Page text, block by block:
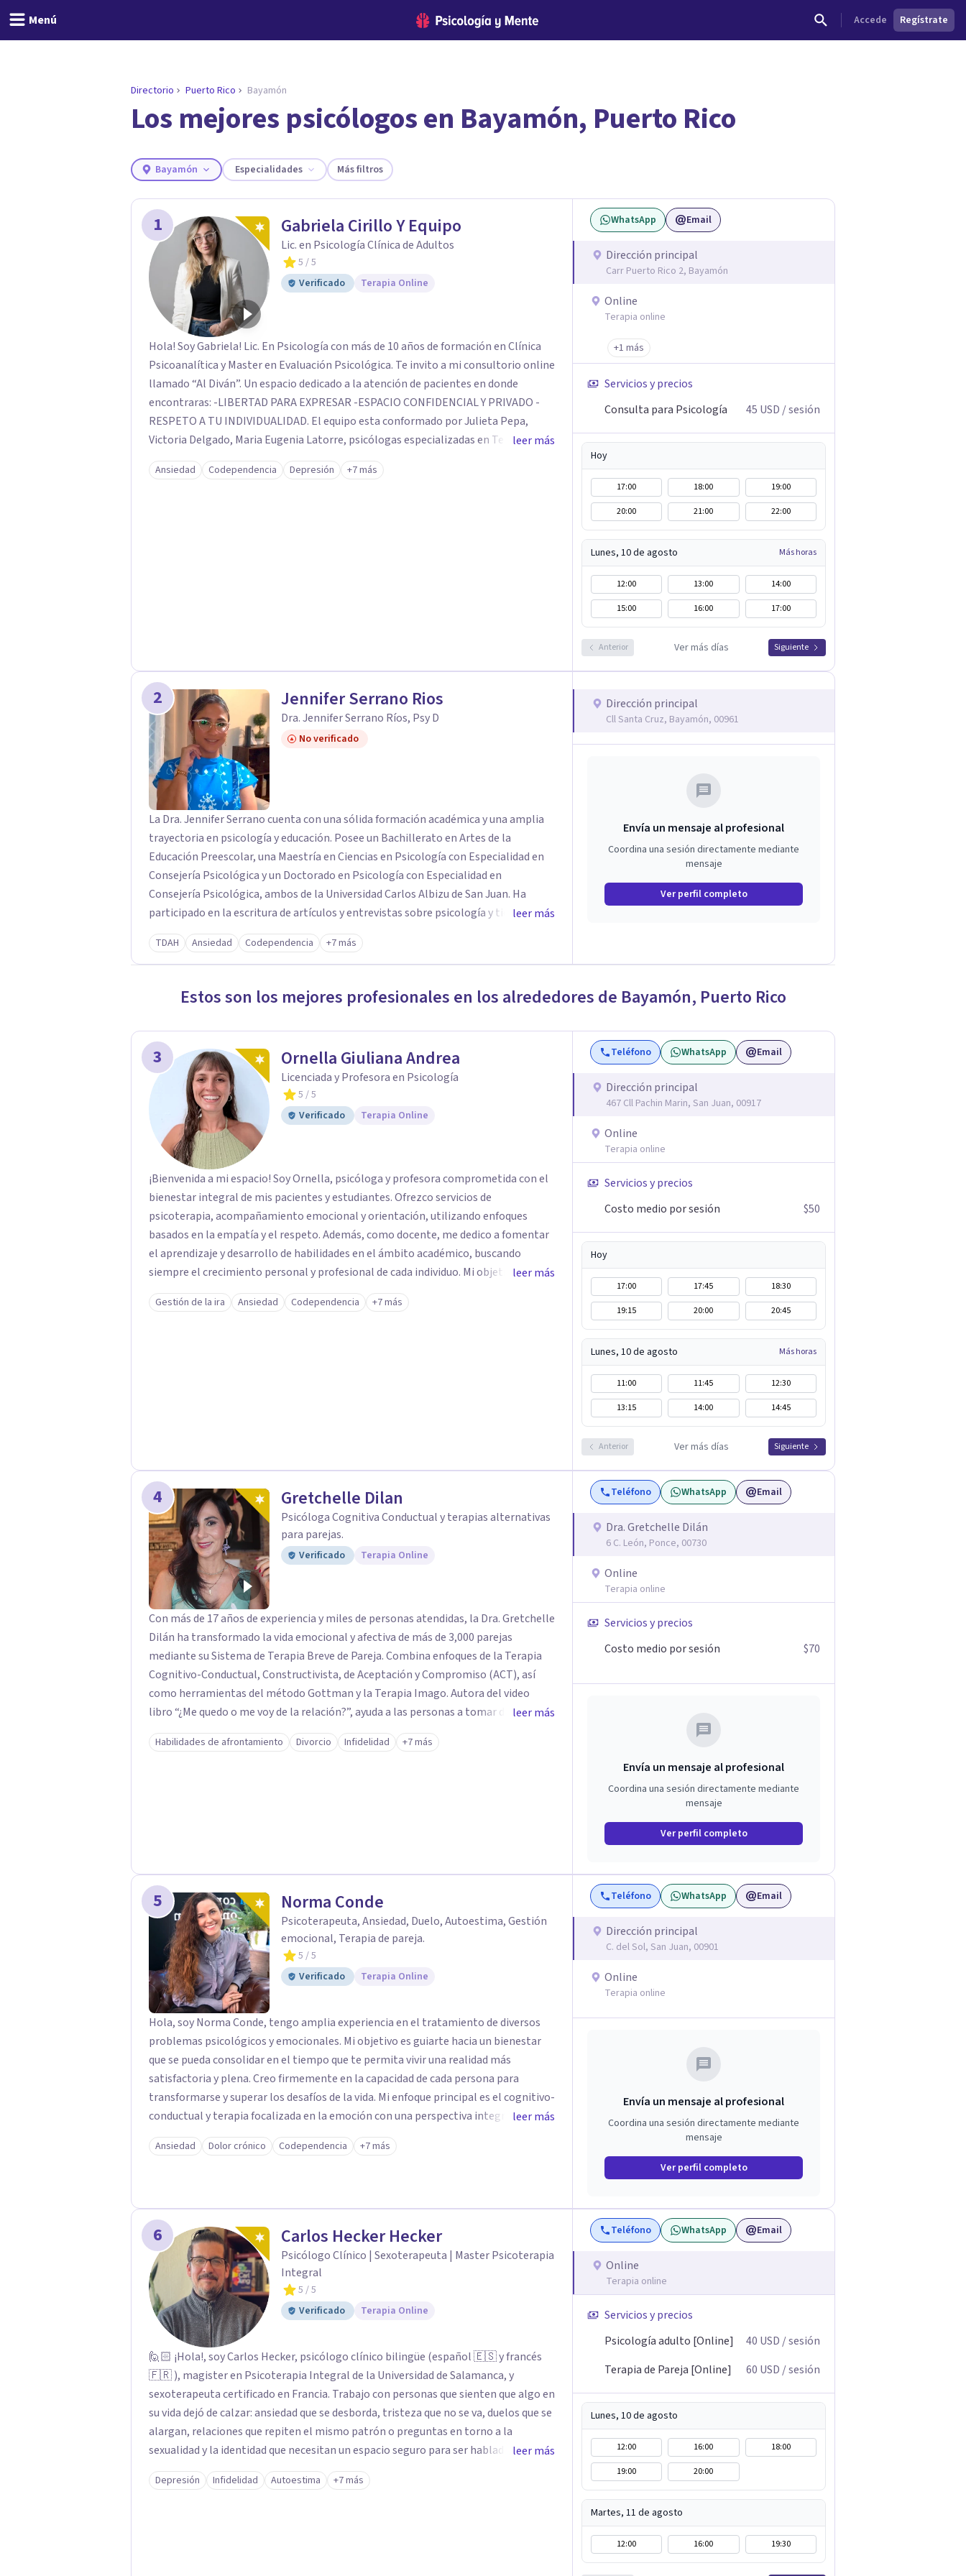
Menú Accede Regístrate
ENCONTRAR MI TERAPEUTA
¿Necesitas ayuda para encontrar el psicólogo adecuado?
Responder cuestionario
Directorio Puerto Rico Bayamón
Los mejores psicólogos en Bayamón, Puerto Rico
Bayamón Especialidades Más filtros
1 Gabriela Cirillo Y Equipo
Lic. en Psicología Clínica de Adultos
5 / 5
Verificado
Terapia Online
Hola! Soy Gabriela! Lic. En Psicología con más de 10 años de formación en Clínica
Psicoanalítica y Master en Evaluación Psicológica. Te invito a mi consultorio online
llamado “Al Diván”. Un espacio dedicado a la atención de pacientes en donde
encontraras: -LIBERTAD PARA EXPRESAR -ESPACIO CONFIDENCIAL Y PRIVADO -
RESPETO A TU INDIVIDUALIDAD. El equipo esta conformado por Julieta Pepa,
Victoria Delgado, Maria Eugenia Latorre, psicólogas especializadas en Terapia
individual Clínica, Perspectiva de género, Orientación a Ma-padres, Duelos, Terapia
de Pareja y Migraciones. Tambien contamos con la nutricionista Giuliana Liberti.
leer más
Ansiedad Codependencia Depresión +7 más
WhatsApp Email
Dirección principal
Carr Puerto Rico 2, Bayamón
Online
Terapia online
+1 más
Servicios y precios
Consulta para Psicología
45 USD / sesión
Hoy
17:00 18:00
19:00
20:00
21:00 22:00
Lunes, 10 de agosto Más horas
12:00 13:00
14:00
15:00
16:00 17:00
Anterior Ver más días Siguiente
2 Jennifer Serrano Rios
Dra. Jennifer Serrano Ríos, Psy D
No verificado
La Dra. Jennifer Serrano cuenta con una sólida formación académica y una amplia
trayectoria en psicología y educación. Posee un Bachillerato en Artes de la
Educación Preescolar, una Maestría en Ciencias en Psicología con Especialidad en
Consejería Psicológica y un Doctorado en Psicología con Especialidad en
Consejería Psicológica, ambos de la Universidad Carlos Albizu de San Juan. Ha
participado en la escritura de artículos y entrevistas sobre psicología y tiene
experiencia en investigación, incluyendo su disertación sobre la experiencia del
proceso de reintegración militar en jóvenes puertorriqueños. Además, cuenta con
múltiples adiestramientos en trauma informado, maltrato de menores,
mindfulness, terapias de tercera generación y Staff Wellness. Su experiencia
profesional abarca el ámbito clínico, hospitalario, salas de emergencia
Psicología y Educación, además de ser conferenciante, tallerista y consultora en
temas de salud mental, bienestar y desarrollo personal.
leer más
TDAH Ansiedad Codependencia +7 más
Dirección principal
Cll Santa Cruz, Bayamón, 00961
Envía un mensaje al profesional
Coordina una sesión directamente mediante
mensaje
Ver perfil completo
Estos son los mejores profesionales en los alrededores de Bayamón, Puerto Rico
3 Ornella Giuliana Andrea
Licenciada y Profesora en Psicología
5 / 5
Verificado
Terapia Online
¡Bienvenida a mi espacio! Soy Ornella, psicóloga y profesora comprometida con el
bienestar integral de mis pacientes y estudiantes. Ofrezco servicios de
psicoterapia, acompañamiento emocional y orientación, utilizando enfoques
basados en la empatía y el respeto. Además, como docente, me dedico a fomentar
el aprendizaje y desarrollo de habilidades en el ámbito académico, buscando
siempre el crecimiento personal y profesional de cada individuo. Mi objetivo es
ayudarte a alcanzar una vida más plena, equilibrada y significativa. ¡Estoy aquí para
acompañarte en tu camino!
leer más
Gestión de la ira Ansiedad Codependencia +7 más
Teléfono WhatsApp Email
Dirección principal
467 Cll Pachin Marin, San Juan, 00917
Online
Terapia online
Servicios y precios
Costo medio por sesión
$50
Hoy
17:00 17:45
18:30
19:15
20:00 20:45
Lunes, 10 de agosto Más horas
11:00 11:45
12:30
13:15
14:00 14:45
Anterior Ver más días Siguiente
4 Gretchelle Dilan
Psicóloga Cognitiva Conductual y terapias alternativas
para parejas.
Verificado Terapia Online
Con más de 17 años de experiencia y miles de personas atendidas, la Dra. Gretchelle
Dilán ha transformado la vida emocional y afectiva de más de 3,000 parejas
mediante su Sistema de Terapia Breve de Pareja. Combina enfoques de la Terapia
Cognitivo-Conductual, Constructivista, de Aceptación y Compromiso (ACT), así
como herramientas del método Gottman y la Terapia Imago. Autora del video
libro “¿Me quedo o me voy de la relación?”, ayuda a las personas a tomar decisiones
conscientes sobre su vida afectiva. En terapia, su compromiso es ofrecer
diagnósticos precisos, tratamientos puntuales y planes de acción personalizados
leer más
Habilidades de afrontamiento Divorcio Infidelidad +7 más
Teléfono WhatsApp Email
Dra. Gretchelle Dilán
6 C. León, Ponce, 00730
Online
Terapia online
Servicios y precios
Costo medio por sesión
$70
Envía un mensaje al profesional
Coordina una sesión directamente mediante
mensaje
Ver perfil completo
5 Norma Conde
Psicoterapeuta, Ansiedad, Duelo, Autoestima, Gestión
emocional, Terapia de pareja.
5 / 5
Verificado
Terapia Online
Hola, soy Norma Conde, tengo amplia experiencia en el tratamiento de diversos
problemas psicológicos y emocionales. Mi objetivo es guiarte hacia un bienestar
que se pueda consolidar en el tiempo que te permita vivir una realidad más
satisfactoria y plena. Creo firmemente en la capacidad de cada persona para
transformarse y superar los desafíos de la vida. Mi enfoque principal es el cognitivo-
conductual y terapia focalizada en la emoción con una perspectiva integradora que
me permite entender a cada persona como única y aplicar un tratamiento
amoldado a sus necesidades. Mi objetivo no es solo que comprendas qué te ocurre,
leer más
Ansiedad Dolor crónico Codependencia +7 más
Teléfono WhatsApp Email
Dirección principal
C. del Sol, San Juan, 00901
Online
Terapia online
Envía un mensaje al profesional
Coordina una sesión directamente mediante
mensaje
Ver perfil completo
6 Carlos Hecker Hecker
Psicólogo Clínico | Sexoterapeuta | Master Psicoterapia
Integral
5 / 5
Verificado
Terapia Online
🙋🏻 ¡Hola!, soy Carlos Hecker, psicólogo clínico bilingüe (español 🇪🇸 y francés
🇫🇷 ), magister en Psicoterapia Integral de la Universidad de Salamanca, y
sexoterapeuta certificado en Francia. Trabajo con personas que sienten que algo en
su vida dejó de calzar: ansiedad que se desborda, tristeza que no se va, duelos que se
alargan, relaciones que repiten el mismo patrón o preguntas en torno a la
sexualidad y la identidad que necesitan un espacio seguro para ser habladas. Mi
orientación teórica integra una mirada Humanista-Relacional con Terapia Breve,
donde el modo en que te vinculas ocupa un lugar central: cómo te relacionas
leer más
Depresión Infidelidad Autoestima +7 más
Teléfono WhatsApp Email
Online
Terapia online
Servicios y precios
Psicología adulto [Online]
40 USD / sesión
Terapia de Pareja [Online]
60 USD / sesión
Lunes, 10 de agosto
12:00 16:00
18:00
19:00
20:00
Martes, 11 de agosto
12:00 16:00 19:30